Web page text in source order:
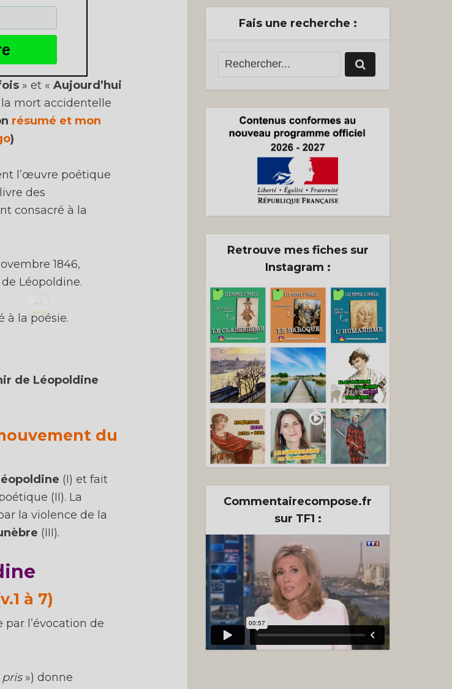
» et « Aujourd’hui
mort accidentelle
résumé et mon
)
l’œuvre poétique
des
consacré à la
1846,
Léopoldine.
à la poésie.
de Léopoldine
du
(I) et fait
(II). La
la violence de la
(III).
à 7)
l’évocation de
») donne
Fais une recherche :
Retrouve mes fiches sur
Instagram :
Commentairecompose.fr
sur TF1 :
Comme des milliers
d'élèves avant toi :
mes10 vidéos
pour ton bac français
m'inscris !
n'est que moi (Amélie) qui t'écrirai.